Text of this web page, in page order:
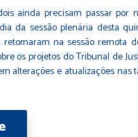
ainda precisam passar por
da sessão plenária desta
na sessão remota
os projetos do Tribunal de
alterações e atualizações nas